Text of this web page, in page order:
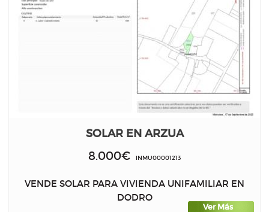
SOLAR EN ARZUA
8.000€ INMU00001213
VENDE SOLAR PARA VIVIENDA UNIFAMILIAR EN
DODRO
Ver Más